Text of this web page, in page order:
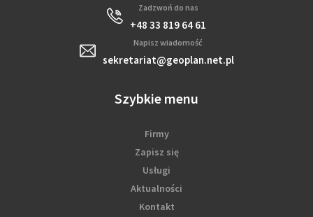
Zadzwoń do nas
+48 33 819 64 61
Napisz wiadomość
sekretariat@geoplan.net.pl
Szybkie menu
Firmy
Zapisz się
Usługi
Aktualności
Kontakt